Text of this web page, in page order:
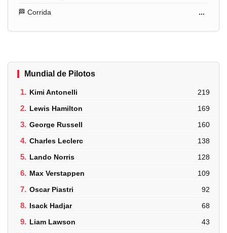
🏁 Corrida ...
Mundial de Pilotos
1. Kimi Antonelli 219
2. Lewis Hamilton 169
3. George Russell 160
4. Charles Leclerc 138
5. Lando Norris 128
6. Max Verstappen 109
7. Oscar Piastri 92
8. Isack Hadjar 68
9. Liam Lawson 43